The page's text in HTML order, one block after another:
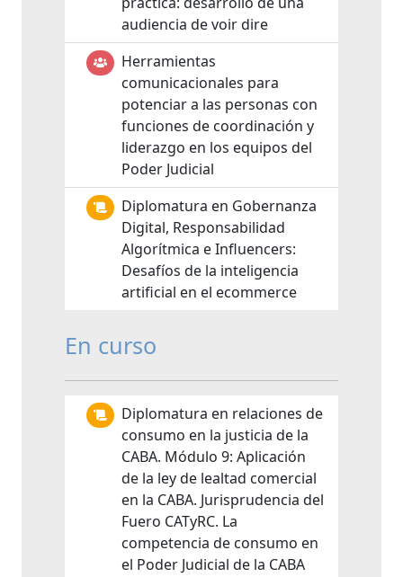
audiencia de voir dire
Herramientas
comunicacionales para
potenciar a las personas con
funciones de coordinación y
liderazgo en los equipos del
Poder Judicial
Diplomatura en Gobernanza
Digital, Responsabilidad
Algorítmica e Influencers:
Desafíos de la inteligencia
artificial en el ecommerce
En curso
Diplomatura en relaciones de
consumo en la justicia de la
CABA. Módulo 9: Aplicación
de la ley de lealtad comercial
en la CABA. Jurisprudencia del
Fuero CATyRC. La
competencia de consumo en
el Poder Judicial de la CABA